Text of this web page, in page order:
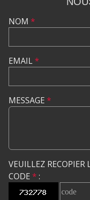
NOM *
EMAIL*
MESSAGE *
VEUILLEZ RECOPIER
CODE * :